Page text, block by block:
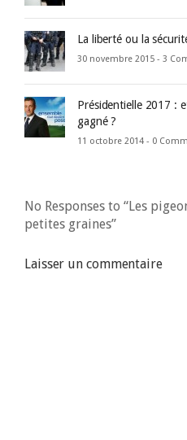
La liberté ou la
30 novembre 2015 - 3
Présidentielle 2017 :
gagné ?
11 octobre 2014 - 0
No Responses to “Les
petites graines”
Laisser un commentaire